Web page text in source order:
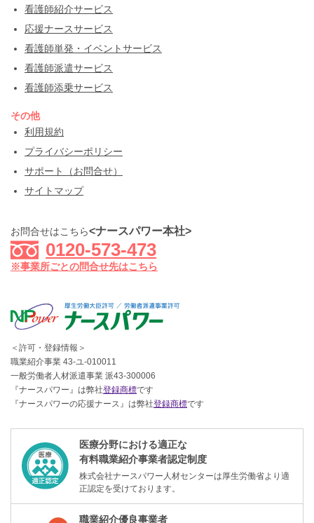
看護師紹介サービス
応援ナースサービス
看護師単発・イベントサービス
看護師派遣サービス
看護師添乗サービス
その他
利用規約
プライバシーポリシー
サポート（お問合せ）
サイトマップ
お問合せはこちら<ナースパワー本社>
0120-573-473
※事業所ごとの問合せ先はこちら
＜許可・登録情報＞
職業紹介事業 43-ユ-010011
一般労働者人材派遣事業 派43-300006
『ナースパワー』は弊社登録商標です
『ナースパワーの応援ナース』は弊社登録商標です
医療分野における適正な
有料職業紹介事業者認定制度
株式会社ナースパワー人材センターは厚生労働省より適
正認定を受けております。
職業紹介優良事業者